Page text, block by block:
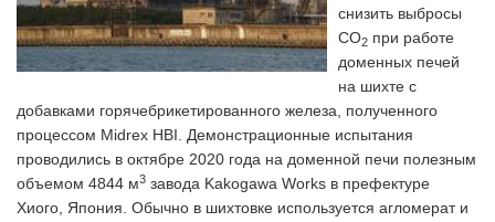
снизить выбросы
CO2 при работе
доменных печей
на шихте с
добавками горячебрикетированного железа, полученного
процессом Midrex HBI. Демонстрационные испытания
проводились в октябре 2020 года на доменной печи полезным
объемом 4844 м3 завода Kakogawa Works в префектуре
Хиого, Япония. Обычно в шихтовке используется агломерат и